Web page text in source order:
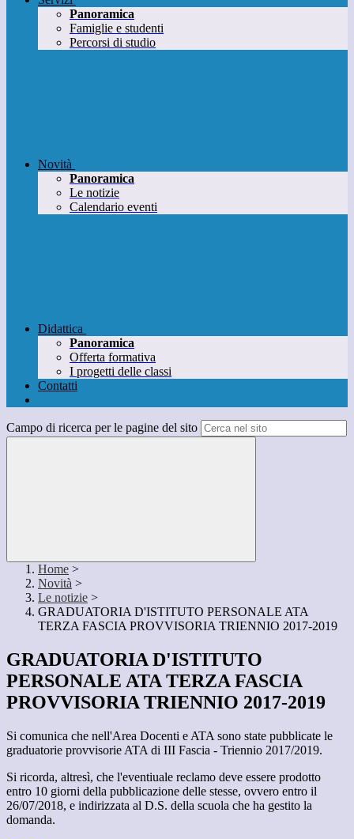
Panoramica
Famiglie e studenti
Percorsi di studio
Novità
Panoramica
Le notizie
Calendario eventi
Didattica
Panoramica
Offerta formativa
I progetti delle classi
Contatti
Campo di ricerca per le pagine del sito
Home >
Novità >
Le notizie >
GRADUATORIA D'ISTITUTO PERSONALE ATA
TERZA FASCIA PROVVISORIA TRIENNIO 2017-2019
GRADUATORIA D'ISTITUTO
PERSONALE ATA TERZA FASCIA
PROVVISORIA TRIENNIO 2017-2019
Si comunica che nell'Area Docenti e ATA sono state pubblicate le
graduatorie provvisorie ATA di III Fascia - Triennio 2017/2019.
Si ricorda, altresì, che l'eventiuale reclamo deve essere prodotto
entro 10 giorni della pubblicazione delle stesse, ovvero entro il
26/07/2018, e indirizzata al D.S. della scuola che ha gestito la
domanda.